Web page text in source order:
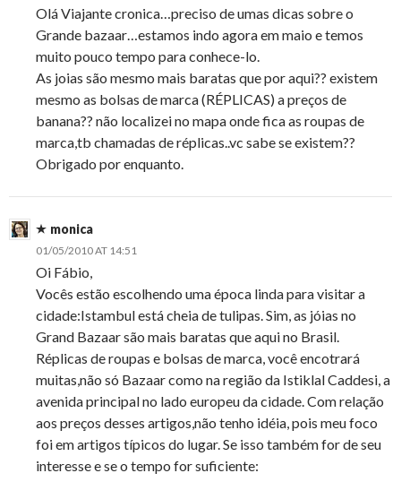
Olá Viajante cronica…preciso de umas dicas sobre o
Grande bazaar…estamos indo agora em maio e temos
muito pouco tempo para conhece-lo.
As joias são mesmo mais baratas que por aqui?? existem
mesmo as bolsas de marca (RÉPLICAS) a preços de
banana?? não localizei no mapa onde fica as roupas de
marca,tb chamadas de réplicas..vc sabe se existem??
Obrigado por enquanto.
monica
01/05/2010 AT 14:51
Oi Fábio,
Vocês estão escolhendo uma época linda para visitar a
cidade:Istambul está cheia de tulipas. Sim, as jóias no
Grand Bazaar são mais baratas que aqui no Brasil.
Réplicas de roupas e bolsas de marca, você encotrará
muitas,não só Bazaar como na região da Istiklal Caddesi, a
avenida principal no lado europeu da cidade. Com relação
aos preços desses artigos,não tenho idéia, pois meu foco
foi em artigos típicos do lugar. Se isso também for de seu
interesse e se o tempo for suficiente: